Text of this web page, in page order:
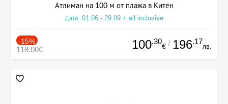
Атлиман на 100 м от плажа в Китен
Дата: 01.06 - 29.09 + all inclusive
-15%
118.00€ 100.30
€ / 196.17
лв.